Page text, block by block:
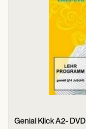
Genial Klick A2- DVD